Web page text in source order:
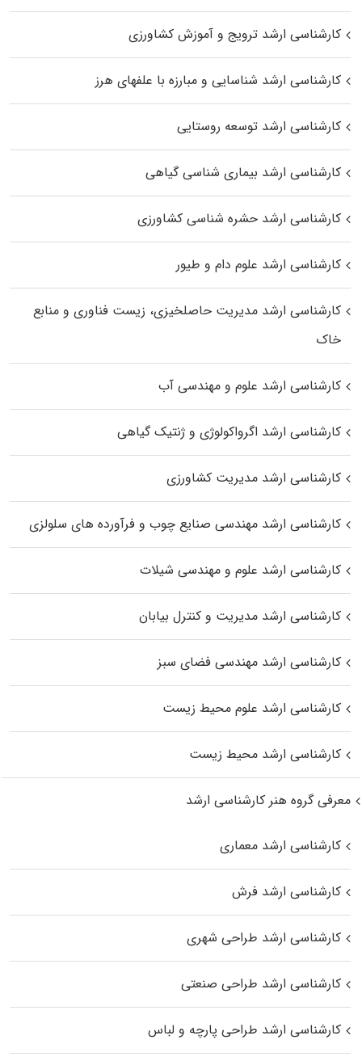
کارشناسی ارشد ترویج و آموزش کشاورزی
کارشناسی ارشد شناسایی و مبارزه با علفهای هرز
کارشناسی ارشد توسعه روستایی
کارشناسی ارشد بیماری‌ شناسی گیاهی
کارشناسی ارشد حشره‌ شناسی کشاورزی
کارشناسی ارشد علوم دام و طیور
کارشناسی ارشد مدیریت حاصلخیزی، زیست فناوری و منابع
خاک
کارشناسی ارشد علوم و مهندسی آب
کارشناسی ارشد اگرواکولوژی و ژنتیک گیاهی
کارشناسی ارشد مدیریت کشاورزی
کارشناسی ارشد مهندسی صنایع چوب و فرآورده‌ های سلولزی
کارشناسی ارشد علوم و مهندسی شیلات
کارشناسی ارشد مدیریت و کنترل بیابان
کارشناسی ارشد مهندسی فضای سبز
کارشناسی ارشد علوم محیط‌ زیست
کارشناسی ارشد محیط زیست
معرفی گروه هنر کارشناسی ارشد
کارشناسی ارشد معماری
کارشناسی ارشد فرش
کارشناسی ارشد طراحی شهری
کارشناسی ارشد طراحی صنعتی
کارشناسی ارشد طراحی پارچه و لباس